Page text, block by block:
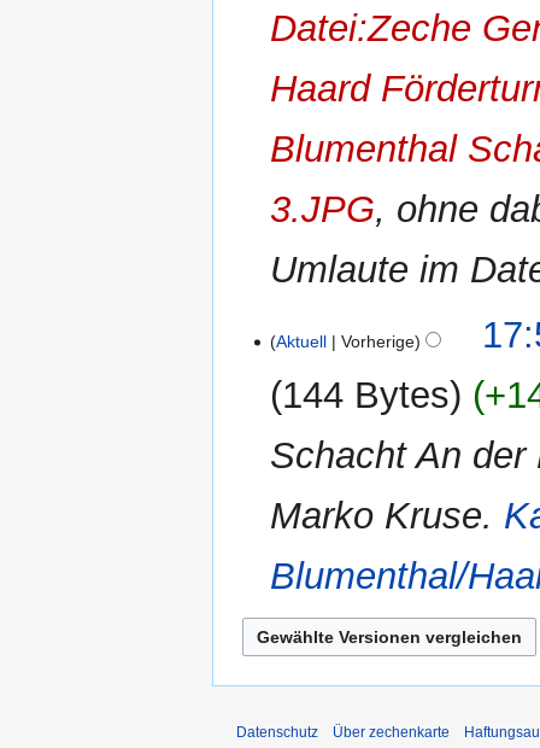
Datei:Zeche
Haard
Blumenthal
3.JPG, ohne
Umlaute im
AprilAktuell Vorherige
144 Bytes
Schacht An der
Marko Kruse.
Blumenthal/
Datenschutz Über zechenkarte